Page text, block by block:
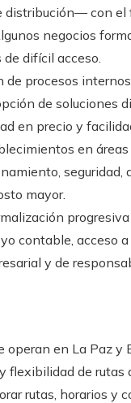
distribución— con
negocios
difícil acceso.
procesos
de soluciones
en precio y
en
mayor.
contable, acceso
y de
operan en La Paz
flexibilidad de
rutas, horarios y